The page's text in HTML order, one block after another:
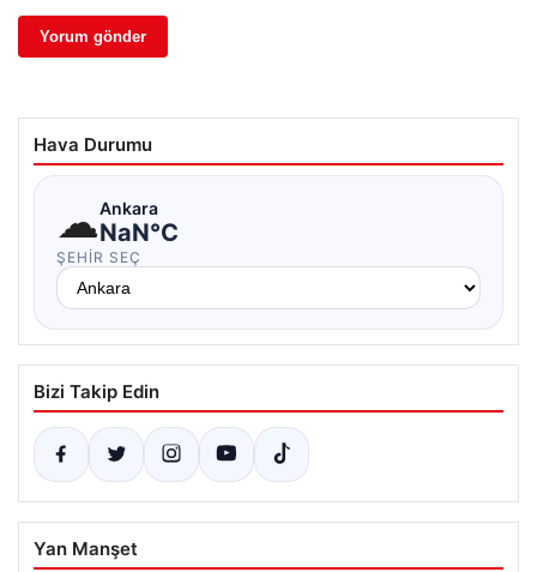
Hava Durumu
☁Ankara
NaN°C
ŞEHIR SEÇ
Bizi Takip Edin
Yan Manşet